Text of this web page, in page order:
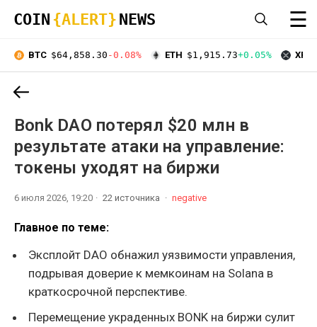
COIN {ALERT} NEWS ☰
BTC $64,858.30 -0.08% ETH $1,915.73+0.05% XRP
Bonk DAO потерял $20 млн в
результате атаки на управление:
токены уходят на биржи
6 июля 2026, 19:20 22 источника negative
Главное по теме:
Эксплойт DAO обнажил уязвимости управления,
подрывая доверие к мемкоинам на Solana в
краткосрочной перспективе.
Перемещение украденных BONK на биржи сулит